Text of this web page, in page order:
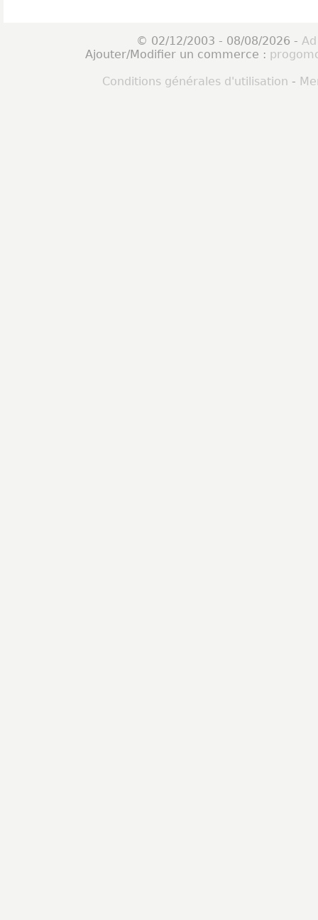
© 02/12/2003 - 08/08/2026 -
Ajouter/Modifier un commerce :
Conditions générales d'utilisation -